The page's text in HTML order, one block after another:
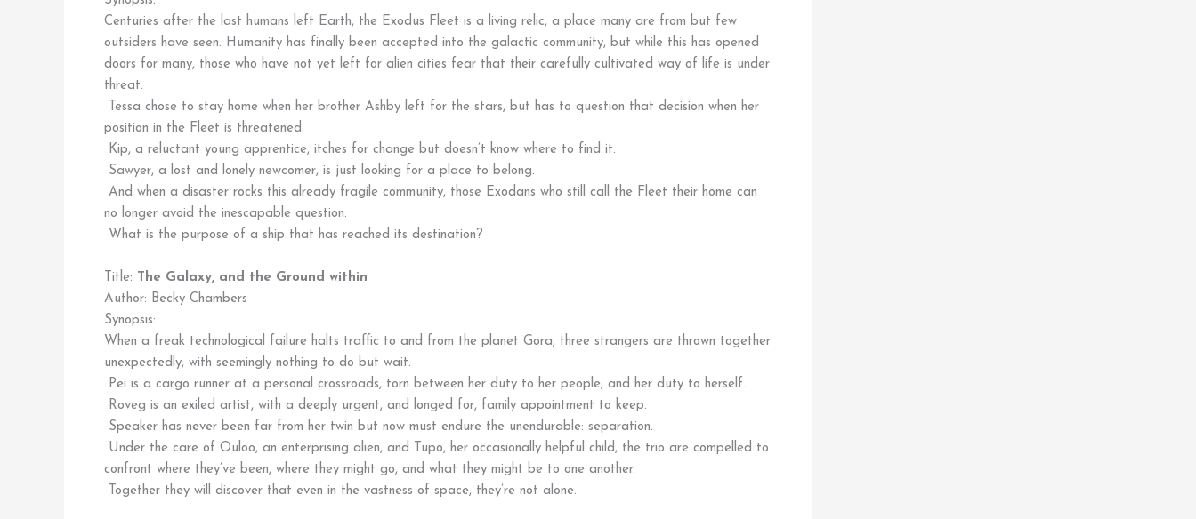
Centuries after the last humans left Earth, the Exodus Fleet is a living relic, a place many are from but few
outsiders have seen. Humanity has finally been accepted into the galactic community, but while this has opened
doors for many, those who have not yet left for alien cities fear that their carefully cultivated way of life is under
threat.
Tessa chose to stay home when her brother Ashby left for the stars, but has to question that decision when her
position in the Fleet is threatened.
Kip, a reluctant young apprentice, itches for change but doesn’t know where to find it.
Sawyer, a lost and lonely newcomer, is just looking for a place to belong.
And when a disaster rocks this already fragile community, those Exodans who still call the Fleet their home can
no longer avoid the inescapable question:
What is the purpose of a ship that has reached its destination?
Title:
The Galaxy, and the Ground within
Author: Becky Chambers
Synopsis:
When a freak technological failure halts traffic to and from the planet Gora, three strangers are thrown together
unexpectedly, with seemingly nothing to do but wait.
Pei is a cargo runner at a personal crossroads, torn between her duty to her people, and her duty to herself.
Roveg is an exiled artist, with a deeply urgent, and longed for, family appointment to keep.
Speaker has never been far from her twin but now must endure the unendurable: separation.
Under the care of Ouloo, an enterprising alien, and Tupo, her occasionally helpful child, the trio are compelled to
confront where they’ve been, where they might go, and what they might be to one another.
Together they will discover that even in the vastness of space, they’re not alone.